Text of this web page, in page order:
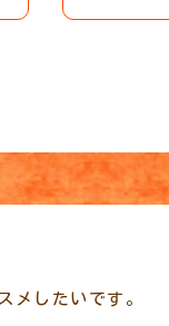
メしたいです。